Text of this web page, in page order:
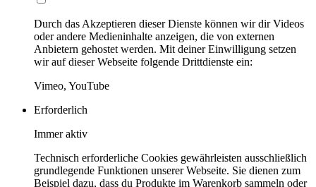
Durch das Akzeptieren dieser Dienste können wir dir Videos
oder andere Medieninhalte anzeigen, die von externen
Anbietern gehostet werden. Mit deiner Einwilligung setzen
wir auf dieser Webseite folgende Drittdienste ein:
Vimeo, YouTube
Erforderlich
Immer aktiv
Technisch erforderliche Cookies gewährleisten ausschließlich
grundlegende Funktionen unserer Webseite. Sie dienen zum
Beispiel dazu, dass du Produkte im Warenkorb sammeln oder